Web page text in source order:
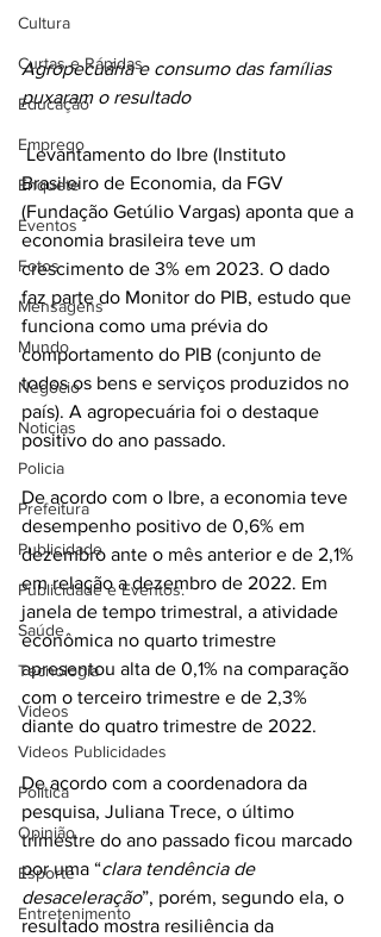
Cultura
Curtas e Rápidas
Educação
Emprego
Enquete
Eventos
Fotos
Mensagens
Mundo
Negócio
Noticias
Policia
Prefeitura
Publicidade
Publicidade e Eventos.
Saúde
Tecnologia
Videos
Videos Publicidades
Política
Opinião
Esporte
Entretenimento
Agropecuária e consumo das famílias
puxaram o resultado
Levantamento do Ibre (Instituto
Brasileiro de Economia, da FGV
(Fundação Getúlio Vargas) aponta que a
economia brasileira teve um
crescimento de 3% em 2023. O dado
faz parte do Monitor do PIB, estudo que
funciona como uma prévia do
comportamento do PIB (conjunto de
todos os bens e serviços produzidos no
país). A agropecuária foi o destaque
positivo do ano passado.
De acordo com o Ibre, a economia teve
desempenho positivo de 0,6% em
dezembro ante o mês anterior e de 2,1%
em relação a dezembro de 2022. Em
janela de tempo trimestral, a atividade
econômica no quarto trimestre
apresentou alta de 0,1% na comparação
com o terceiro trimestre e de 2,3%
diante do quatro trimestre de 2022.
De acordo com a coordenadora da
pesquisa, Juliana Trece, o último
trimestre do ano passado ficou marcado
por uma “clara tendência de
desaceleração”, porém, segundo ela, o
resultado mostra resiliência da